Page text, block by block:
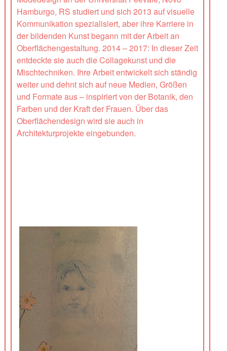
Hamburgo, RS studiert und sich 2013 auf visuelle
Kommunikation spezialisiert, aber ihre Karriere in
der bildenden Kunst begann mit der Arbeit an
Oberflächengestaltung. 2014 – 2017: In dieser Zeit
entdeckte sie auch die Collagekunst und die
Mischtechniken. Ihre Arbeit entwickelt sich ständig
weiter und dehnt sich auf neue Medien, Größen
und Formate aus – inspiriert von der Botanik, den
Farben und der Kraft der Frauen. Über das
Oberflächendesign wird sie auch in
Architekturprojekte eingebunden.